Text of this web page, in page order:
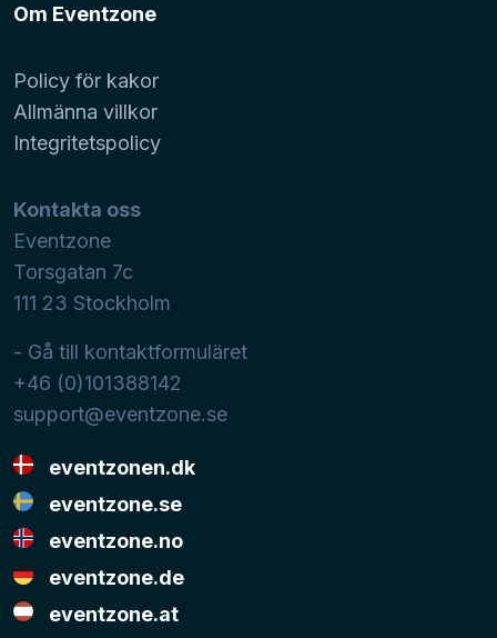
Om Eventzone
Policy för kakor
Allmänna villkor
Integritetspolicy
Kontakta oss
Eventzone
Torsgatan 7c
111 23 Stockholm
- Gå till kontaktformuläret
+46 (0)101388142
support@eventzone.se
eventzonen.dk
eventzone.se
eventzone.no
eventzone.de
eventzone.at